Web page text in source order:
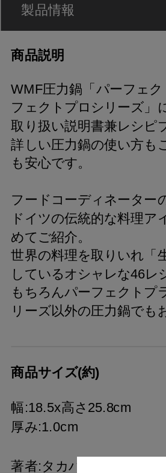
製品情報
商品説明
WMF圧力鍋「パーフェ
フェクトプロシリーズ」
取り扱い説明書兼レシピ
詳しい圧力鍋の使い方も
も安心です。
フードコーディネーター
ドイツの伝統的な料理ア
めてご紹介。
世界の料理を取りいれ「
しているオシャレな46レ
もちろんパーフェクトプ
リーズ以外の圧力鍋でも
商品サイズ(約)
幅:18.5x高さ25.8cm
厚み:1.0cm
著者:タカハシユキ